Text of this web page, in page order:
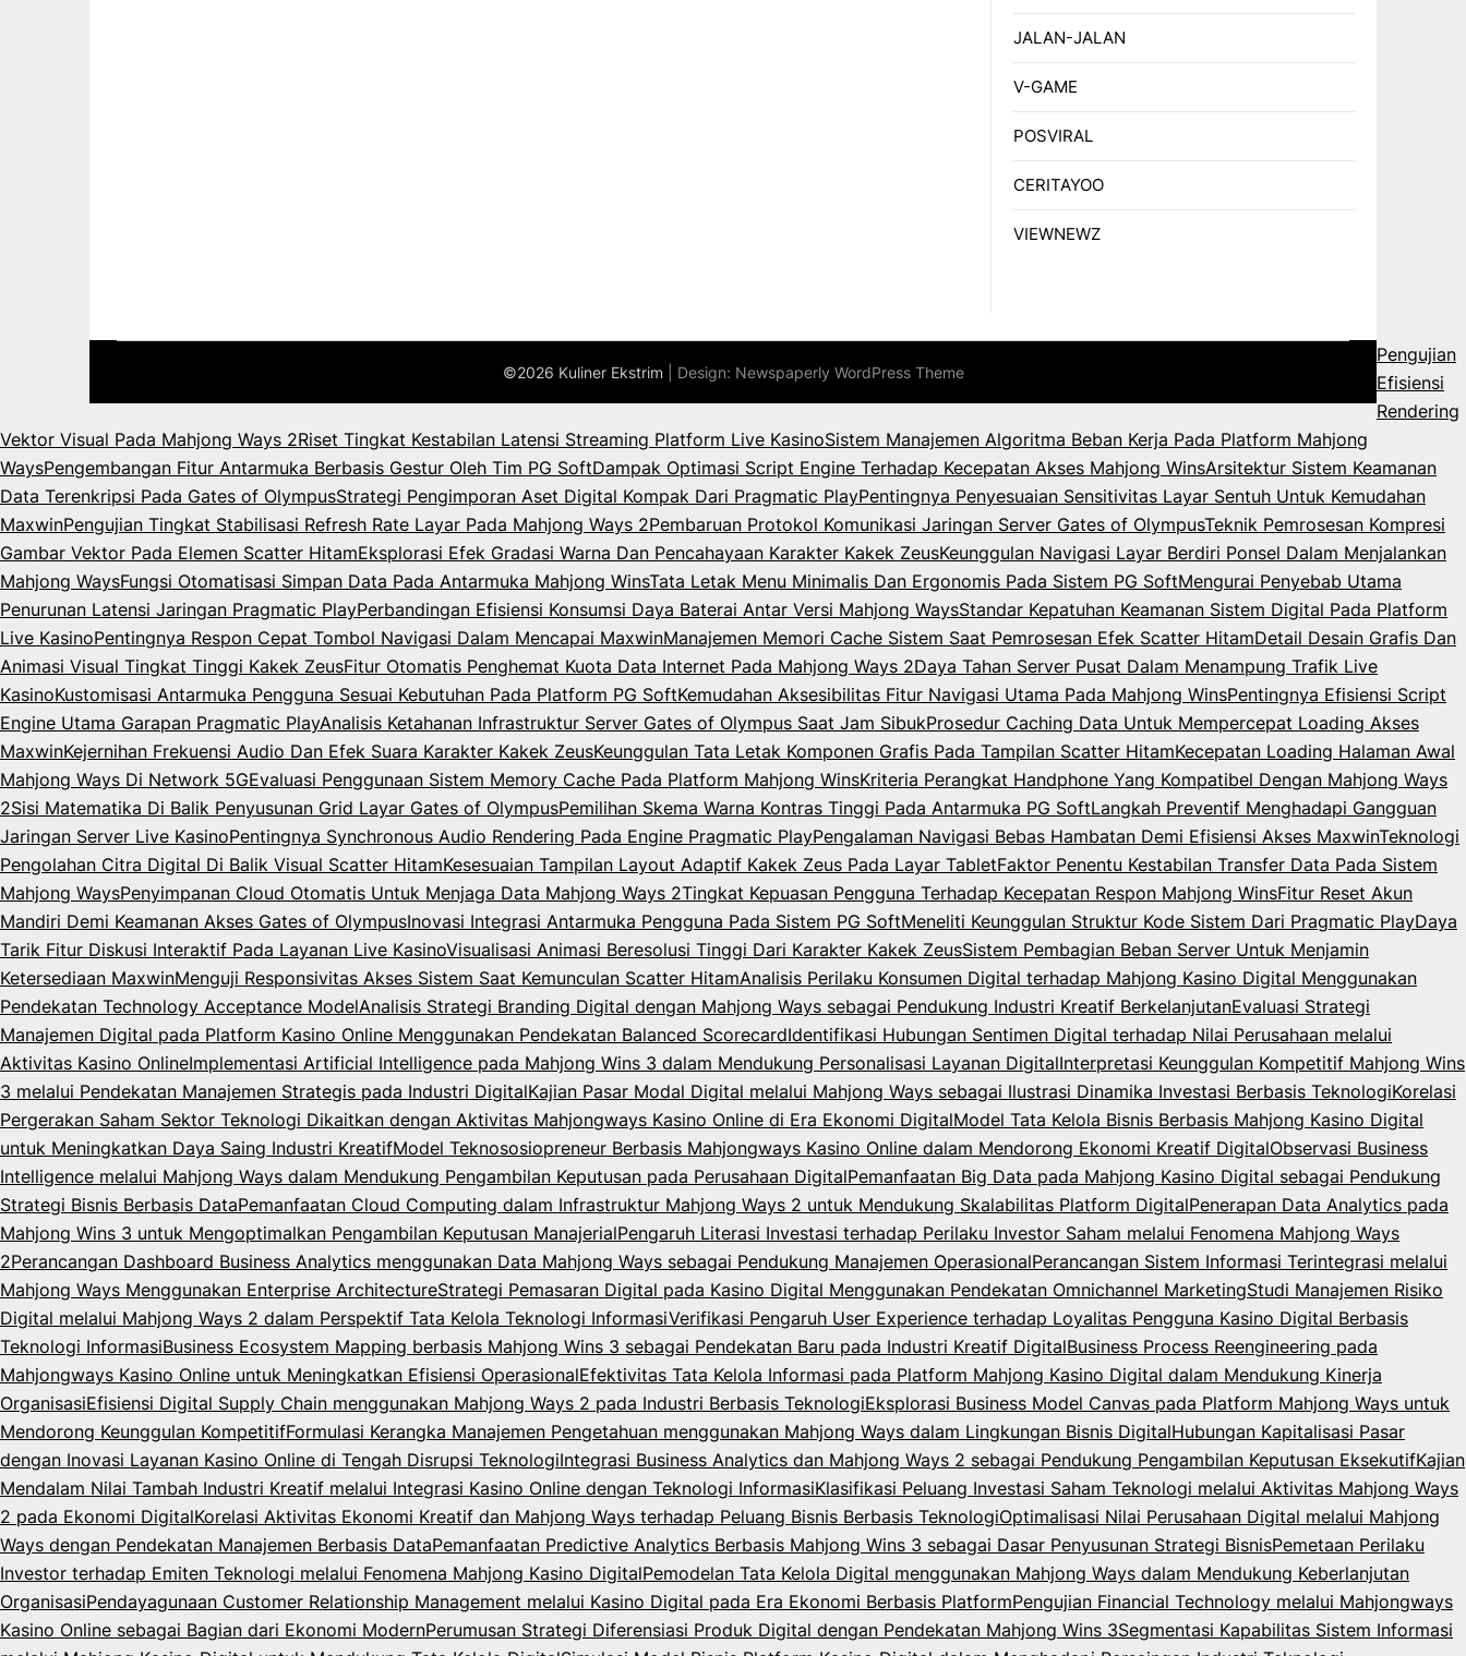
JALAN-JALAN
V-GAME
POSVIRAL
CERITAYOO
VIEWNEWZ
©2026 Kuliner Ekstrim | Design: Newspaperly WordPress Theme
Pengujian
Efisiensi
Rendering
Vektor Visual Pada Mahjong Ways 2Riset Tingkat Kestabilan Latensi Streaming Platform Live KasinoSistem Manajemen Algoritma Beban Kerja Pada Platform Mahjong
WaysPengembangan Fitur Antarmuka Berbasis Gestur Oleh Tim PG SoftDampak Optimasi Script Engine Terhadap Kecepatan Akses Mahjong WinsArsitektur Sistem Keamanan
Data Terenkripsi Pada Gates of OlympusStrategi Pengimporan Aset Digital Kompak Dari Pragmatic PlayPentingnya Penyesuaian Sensitivitas Layar Sentuh Untuk Kemudahan
MaxwinPengujian Tingkat Stabilisasi Refresh Rate Layar Pada Mahjong Ways 2Pembaruan Protokol Komunikasi Jaringan Server Gates of OlympusTeknik Pemrosesan Kompresi
Gambar Vektor Pada Elemen Scatter HitamEksplorasi Efek Gradasi Warna Dan Pencahayaan Karakter Kakek ZeusKeunggulan Navigasi Layar Berdiri Ponsel Dalam Menjalankan
Mahjong WaysFungsi Otomatisasi Simpan Data Pada Antarmuka Mahjong WinsTata Letak Menu Minimalis Dan Ergonomis Pada Sistem PG SoftMengurai Penyebab Utama
Penurunan Latensi Jaringan Pragmatic PlayPerbandingan Efisiensi Konsumsi Daya Baterai Antar Versi Mahjong WaysStandar Kepatuhan Keamanan Sistem Digital Pada Platform
Live KasinoPentingnya Respon Cepat Tombol Navigasi Dalam Mencapai MaxwinManajemen Memori Cache Sistem Saat Pemrosesan Efek Scatter HitamDetail Desain Grafis Dan
Animasi Visual Tingkat Tinggi Kakek ZeusFitur Otomatis Penghemat Kuota Data Internet Pada Mahjong Ways 2Daya Tahan Server Pusat Dalam Menampung Trafik Live
KasinoKustomisasi Antarmuka Pengguna Sesuai Kebutuhan Pada Platform PG SoftKemudahan Aksesibilitas Fitur Navigasi Utama Pada Mahjong WinsPentingnya Efisiensi Script
Engine Utama Garapan Pragmatic PlayAnalisis Ketahanan Infrastruktur Server Gates of Olympus Saat Jam SibukProsedur Caching Data Untuk Mempercepat Loading Akses
MaxwinKejernihan Frekuensi Audio Dan Efek Suara Karakter Kakek ZeusKeunggulan Tata Letak Komponen Grafis Pada Tampilan Scatter HitamKecepatan Loading Halaman Awal
Mahjong Ways Di Network 5GEvaluasi Penggunaan Sistem Memory Cache Pada Platform Mahjong WinsKriteria Perangkat Handphone Yang Kompatibel Dengan Mahjong Ways
2Sisi Matematika Di Balik Penyusunan Grid Layar Gates of OlympusPemilihan Skema Warna Kontras Tinggi Pada Antarmuka PG SoftLangkah Preventif Menghadapi Gangguan
Jaringan Server Live KasinoPentingnya Synchronous Audio Rendering Pada Engine Pragmatic PlayPengalaman Navigasi Bebas Hambatan Demi Efisiensi Akses MaxwinTeknologi
Pengolahan Citra Digital Di Balik Visual Scatter HitamKesesuaian Tampilan Layout Adaptif Kakek Zeus Pada Layar TabletFaktor Penentu Kestabilan Transfer Data Pada Sistem
Mahjong WaysPenyimpanan Cloud Otomatis Untuk Menjaga Data Mahjong Ways 2Tingkat Kepuasan Pengguna Terhadap Kecepatan Respon Mahjong WinsFitur Reset Akun
Mandiri Demi Keamanan Akses Gates of OlympusInovasi Integrasi Antarmuka Pengguna Pada Sistem PG SoftMeneliti Keunggulan Struktur Kode Sistem Dari Pragmatic PlayDaya
Tarik Fitur Diskusi Interaktif Pada Layanan Live KasinoVisualisasi Animasi Beresolusi Tinggi Dari Karakter Kakek ZeusSistem Pembagian Beban Server Untuk Menjamin
Ketersediaan MaxwinMenguji Responsivitas Akses Sistem Saat Kemunculan Scatter HitamAnalisis Perilaku Konsumen Digital terhadap Mahjong Kasino Digital Menggunakan
Pendekatan Technology Acceptance ModelAnalisis Strategi Branding Digital dengan Mahjong Ways sebagai Pendukung Industri Kreatif BerkelanjutanEvaluasi Strategi
Manajemen Digital pada Platform Kasino Online Menggunakan Pendekatan Balanced ScorecardIdentifikasi Hubungan Sentimen Digital terhadap Nilai Perusahaan melalui
Aktivitas Kasino OnlineImplementasi Artificial Intelligence pada Mahjong Wins 3 dalam Mendukung Personalisasi Layanan DigitalInterpretasi Keunggulan Kompetitif Mahjong Wins
3 melalui Pendekatan Manajemen Strategis pada Industri DigitalKajian Pasar Modal Digital melalui Mahjong Ways sebagai Ilustrasi Dinamika Investasi Berbasis TeknologiKorelasi
Pergerakan Saham Sektor Teknologi Dikaitkan dengan Aktivitas Mahjongways Kasino Online di Era Ekonomi DigitalModel Tata Kelola Bisnis Berbasis Mahjong Kasino Digital
untuk Meningkatkan Daya Saing Industri KreatifModel Teknososiopreneur Berbasis Mahjongways Kasino Online dalam Mendorong Ekonomi Kreatif DigitalObservasi Business
Intelligence melalui Mahjong Ways dalam Mendukung Pengambilan Keputusan pada Perusahaan DigitalPemanfaatan Big Data pada Mahjong Kasino Digital sebagai Pendukung
Strategi Bisnis Berbasis DataPemanfaatan Cloud Computing dalam Infrastruktur Mahjong Ways 2 untuk Mendukung Skalabilitas Platform DigitalPenerapan Data Analytics pada
Mahjong Wins 3 untuk Mengoptimalkan Pengambilan Keputusan ManajerialPengaruh Literasi Investasi terhadap Perilaku Investor Saham melalui Fenomena Mahjong Ways
2Perancangan Dashboard Business Analytics menggunakan Data Mahjong Ways sebagai Pendukung Manajemen OperasionalPerancangan Sistem Informasi Terintegrasi melalui
Mahjong Ways Menggunakan Enterprise ArchitectureStrategi Pemasaran Digital pada Kasino Digital Menggunakan Pendekatan Omnichannel MarketingStudi Manajemen Risiko
Digital melalui Mahjong Ways 2 dalam Perspektif Tata Kelola Teknologi InformasiVerifikasi Pengaruh User Experience terhadap Loyalitas Pengguna Kasino Digital Berbasis
Teknologi InformasiBusiness Ecosystem Mapping berbasis Mahjong Wins 3 sebagai Pendekatan Baru pada Industri Kreatif DigitalBusiness Process Reengineering pada
Mahjongways Kasino Online untuk Meningkatkan Efisiensi OperasionalEfektivitas Tata Kelola Informasi pada Platform Mahjong Kasino Digital dalam Mendukung Kinerja
OrganisasiEfisiensi Digital Supply Chain menggunakan Mahjong Ways 2 pada Industri Berbasis TeknologiEksplorasi Business Model Canvas pada Platform Mahjong Ways untuk
Mendorong Keunggulan KompetitifFormulasi Kerangka Manajemen Pengetahuan menggunakan Mahjong Ways dalam Lingkungan Bisnis DigitalHubungan Kapitalisasi Pasar
dengan Inovasi Layanan Kasino Online di Tengah Disrupsi TeknologiIntegrasi Business Analytics dan Mahjong Ways 2 sebagai Pendukung Pengambilan Keputusan EksekutifKajian
Mendalam Nilai Tambah Industri Kreatif melalui Integrasi Kasino Online dengan Teknologi InformasiKlasifikasi Peluang Investasi Saham Teknologi melalui Aktivitas Mahjong Ways
2 pada Ekonomi DigitalKorelasi Aktivitas Ekonomi Kreatif dan Mahjong Ways terhadap Peluang Bisnis Berbasis TeknologiOptimalisasi Nilai Perusahaan Digital melalui Mahjong
Ways dengan Pendekatan Manajemen Berbasis DataPemanfaatan Predictive Analytics Berbasis Mahjong Wins 3 sebagai Dasar Penyusunan Strategi BisnisPemetaan Perilaku
Investor terhadap Emiten Teknologi melalui Fenomena Mahjong Kasino DigitalPemodelan Tata Kelola Digital menggunakan Mahjong Ways dalam Mendukung Keberlanjutan
OrganisasiPendayagunaan Customer Relationship Management melalui Kasino Digital pada Era Ekonomi Berbasis PlatformPengujian Financial Technology melalui Mahjongways
Kasino Online sebagai Bagian dari Ekonomi ModernPerumusan Strategi Diferensiasi Produk Digital dengan Pendekatan Mahjong Wins 3Segmentasi Kapabilitas Sistem Informasi